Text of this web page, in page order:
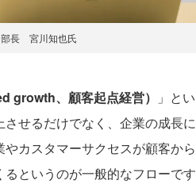
部長 宮川知也氏
growth、顧客起点経営）
」とい
せるだけでなく、企業の成長に
カスタマーサクセスが顧客から
というのが一般的なフローです